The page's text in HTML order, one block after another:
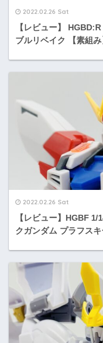
2022.02.26 Sat
【レビュー】
ブルリベイク 【素組み
2022.02.26 Sat
【レビュー】HGBF
クガンダム プラフスキ